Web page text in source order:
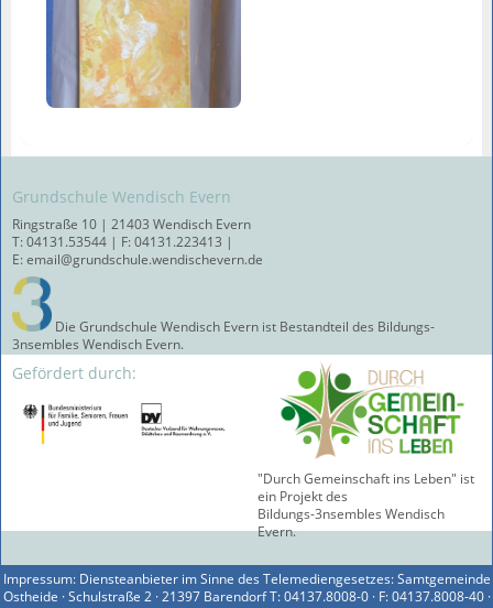
Grundschule Wendisch Evern
Ringstraße 10 | 21403 Wendisch Evern
T: 04131.53544 | F: 04131.223413 |
E: email@grundschule.wendischevern.de
Die Grundschule Wendisch Evern ist Bestandteil des Bildungs-
3nsembles Wendisch Evern.
Gefördert durch:
"Durch Gemeinschaft ins Leben" ist
ein Projekt des
Bildungs-3nsembles Wendisch
Evern.
Impressum: Diensteanbieter im Sinne des Telemediengesetzes: Samtgemeinde
Ostheide · Schulstraße 2 · 21397 Barendorf T: 04137.8008-0 · F: 04137.8008-40 ·